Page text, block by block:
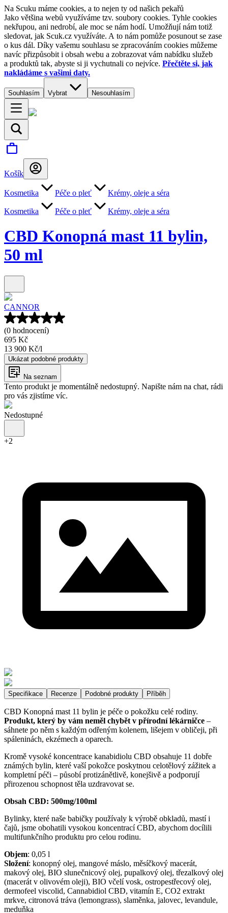
Na Scuku máme cookies, a to nejen ty od našich pekařů
Jako většina webů využíváme tzv. soubory cookies. Tyhle cookies
nekřupou, ani nedrobí, ale moc se nám hodí. Umožňují nám totiž
sledovat, jak Scuk.cz využíváte. A to nám pomůže posunout se zase
o kus dál. Díky vašemu souhlasu se zpracováním cookies můžeme
navíc přizpůsobit i obsah webu a zobrazovat vám nabídku služeb
a produktů tak, abyste si ji vychutnali co nejvíce. Přečtěte si, jak
nakládáme s vašimi daty.
Souhlasím Vybrat Nesouhlasím
Košík
Kosmetika Péče o pleť Krémy, oleje a séra
Kosmetika Péče o pleť Krémy, oleje a séra
CBD Konopná mast 11 bylin,
50 ml
CANNOR
(0 hodnocení)
695 Kč
13 900 Kč/l
Ukázat podobné produkty
Na seznam
Tento produkt je momentálně nedostupný. Napište nám na chat, rádi
pro vás zjistíme víc.
Nedostupné
+2
Specifikace Recenze Podobné produkty Příběh
CBD Konopná mast 11 bylin je péče o pokožku celé rodiny.
Produkt, který by vám neměl chybět v přírodní lékárničce –
sáhnete po něm s každým odřeným kolenem, lišejem v obličeji, při
spáleninách, ekzémech a oparech.
Kromě vysoké koncentrace kanabidiolu CBD obsahuje 11 dobře
známých bylin, které vaší pokožce poskytnou celotělový zážitek a
kompletní péči – působí protizánětlivě, konejšivě a podporují
přirozenou schopnost těla uzdravovat se.
Obsah CBD: 500mg/100ml
Bylinky, které naše babičky používaly k výrobě obkladů, mastí i
čajů, jsme obohatili vysokou koncentrací CBD, abychom docílili
multifunkčního produktu pro celou rodinu.
Objem: 0,05 l
Složení: konopný olej, mangové máslo, měsíčkový macerát,
makový olej, BIO slunečnicový olej, pupalkový olej, třezalkový olej
(macerát v olivovém oleji), BIO včelí vosk, ostropestřecový olej,
dermofeel viscolid, Cannabidiol CBD, vitamín E, CO2 extrakt
mrkve, citronová tráva (lemongrass), slaměnka, jalovec, levandule,
meduňka